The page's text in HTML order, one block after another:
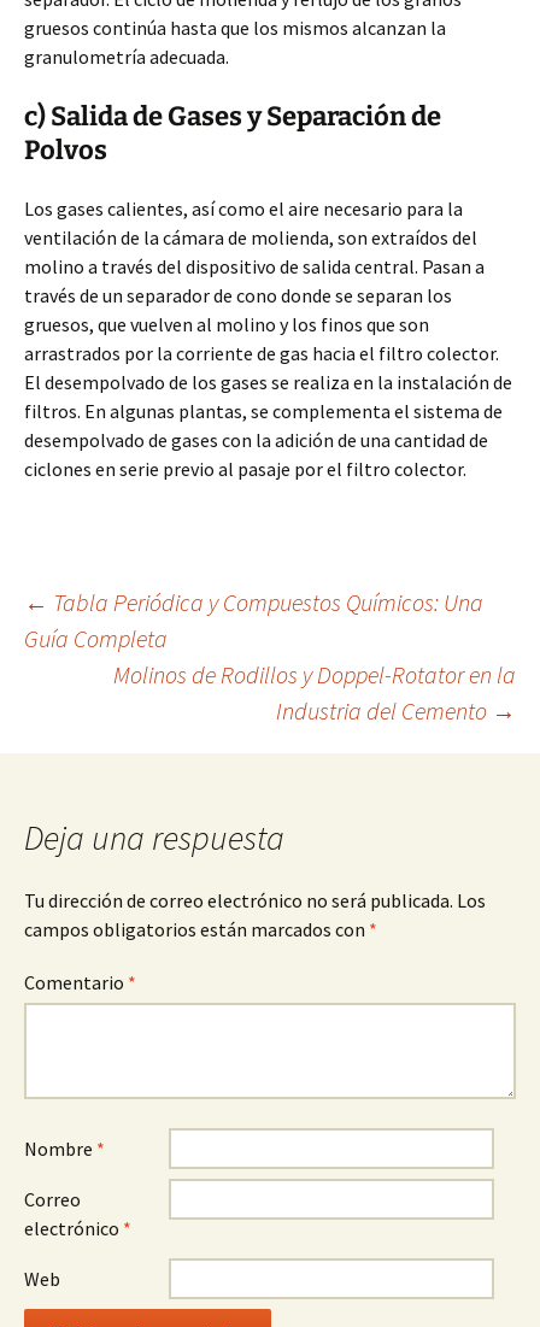
gruesos continúa hasta que los mismos alcanzan la
granulometría adecuada.
c) Salida de Gases y Separación de
Polvos
Los gases calientes, así como el aire necesario para la
ventilación de la cámara de molienda, son extraídos del
molino a través del dispositivo de salida central. Pasan a
través de un separador de cono donde se separan los
gruesos, que vuelven al molino y los finos que son
arrastrados por la corriente de gas hacia el filtro colector.
El desempolvado de los gases se realiza en la instalación de
filtros. En algunas plantas, se complementa el sistema de
desempolvado de gases con la adición de una cantidad de
ciclones en serie previo al pasaje por el filtro colector.
Navegación
entradas
← Tabla Periódica y Compuestos Químicos: Una
Guía Completa
Molinos de Rodillos y Doppel-Rotator en la
Industria del Cemento →
Deja una respuesta
Tu dirección de correo electrónico no será publicada. Los
campos obligatorios están marcados con *
Comentario *
Nombre *
Correo
electrónico *
Web